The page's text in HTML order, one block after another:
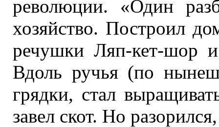
революции. «Один
хозяйство. Построил
речушки Ляп-кет-шор
Вдоль ручья (по
грядки, стал
завел скот. Но разорился,